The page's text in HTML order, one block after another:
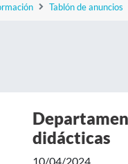
Tablón de anuncios
didácticas
10/04/2024